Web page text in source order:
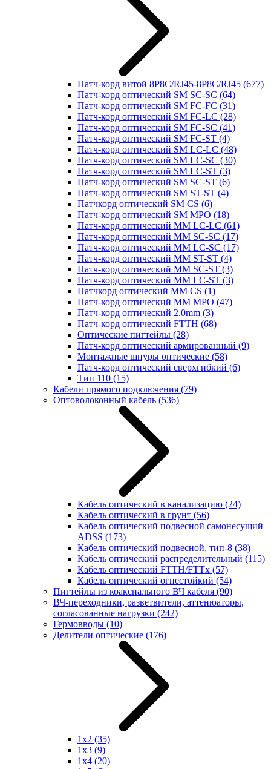
Патч-корд витой 8P8C/RJ45-8P8C/RJ45 (677)
Патч-корд оптический SM SC-SC (64)
Патч-корд оптический SM FC-FC (31)
Патч-корд оптический SM FC-LC (28)
Патч-корд оптический SM FC-SC (41)
Патч-корд оптический SM FC-ST (4)
Патч-корд оптический SM LC-LC (48)
Патч-корд оптический SM LC-SC (30)
Патч-корд оптический SM LC-ST (3)
Патч-корд оптический SM SC-ST (6)
Патч-корд оптический SM ST-ST (4)
Патчкорд оптический SM CS (6)
Патч-корд оптический SM MPO (18)
Патч-корд оптический MM LC-LC (61)
Патч-корд оптический MM SC-SC (17)
Патч-корд оптический MM LC-SC (17)
Патч-корд оптический MM ST-ST (4)
Патч-корд оптический MM SC-ST (3)
Патч-корд оптический MM LC-ST (3)
Патчкорд оптический MM CS (1)
Патч-корд оптический MM MPO (47)
Патч-корд оптический 2.0mm (3)
Патч-корд оптический FTTH (68)
Оптические пигтейлы (28)
Патч-корд оптический армированный (9)
Монтажные шнуры оптические (58)
Патч-корд оптический сверхгибкий (6)
Тип 110 (15)
Кабели прямого подключения (79)
Оптоволоконный кабель (536)
Кабель оптический в канализацию (24)
Кабель оптический в грунт (56)
Кабель оптический подвесной самонесущий
ADSS (173)
Кабель оптический подвесной, тип-8 (38)
Кабель оптический распределительный (115)
Кабель оптический FTTH/FTTx (57)
Кабель оптический огнестойкий (54)
Пигтейлы из коаксиального ВЧ кабеля (90)
ВЧ-переходники, разветвители, аттенюаторы,
согласованные нагрузки (242)
Гермовводы (10)
Делители оптические (176)
1x2 (35)
1x3 (9)
1x4 (20)